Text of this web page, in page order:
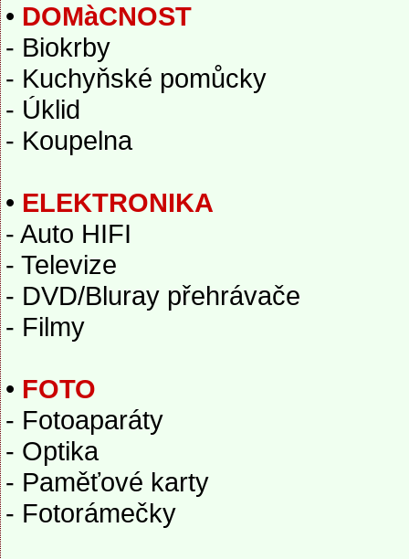
• DOMàCNOST
- Biokrby
- Kuchyňské pomůcky
- Úklid
- Koupelna
• ELEKTRONIKA
- Auto HIFI
- Televize
- DVD/Bluray přehrávače
- Filmy
• FOTO
- Fotoaparáty
- Optika
- Paměťové karty
- Fotorámečky